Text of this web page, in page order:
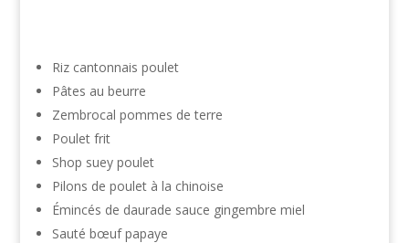
Riz cantonnais poulet
Pâtes au beurre
Zembrocal pommes de terre
Poulet frit
Shop suey poulet
Pilons de poulet à la chinoise
Émincés de daurade sauce gingembre miel
Sauté bœuf papaye